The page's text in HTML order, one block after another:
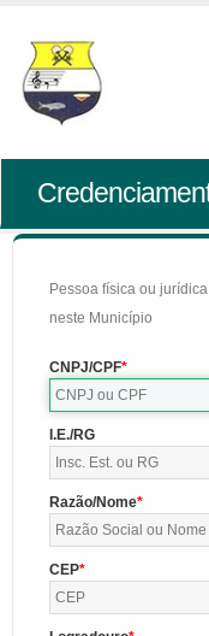
Pessoa física ou
neste Município
CNPJ/CPF
I.E./RG
Razão/Nome
CEP